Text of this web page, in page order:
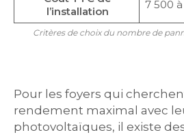
l’installation
7 500
Critères de choix du nombre de
Pour les foyers qui
rendement maximal avec
photovoltaïques, il existe